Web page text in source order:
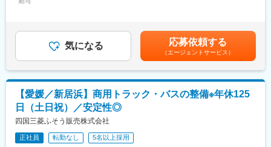
変更の範囲：会社の定める業務
輩社員に聞ける環境です。また整備士や検査員、牽引免許などの
業務で必要な資格は全額会社負担で取得頂けます。
トラック・バス」の特約販売店として、香川県・徳島県・愛媛
県・高知県の三菱ふそうトラック（1.5トン～大型トラック）、バ
ス（大・中・小）を取り扱っている部門です。「FUSO」ブラン
ドは昔からお客様より厚い信頼を得ており、性能的にも優れてい
ると高いご評価を頂いています。
円）の過去実績あり■賞与：年2回※過去実績4ヶ月分賃金はあくま
でも目安の金額であり、選考を通じて上下する可能性がありま
す。月給(月額)は固定手当を含めた表記です。
気になる 応募依頼する
（エージェントサービス）
【愛媛／新居浜】商用トラック・バスの整備※年休125
日（土日祝）／安定性◎
四国三菱ふそう販売株式会社
正社員 転勤なし 5名以上採用